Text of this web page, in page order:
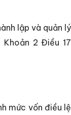
lập và quản lý
2 Điều 17
mức vốn điều lệ